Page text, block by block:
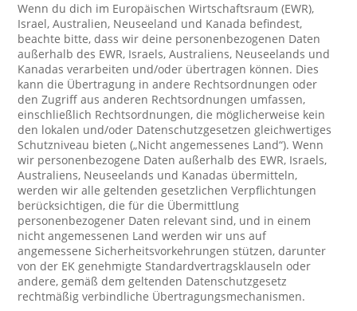
Wenn du dich im Europäischen Wirtschaftsraum (EWR),
Israel, Australien, Neuseeland und Kanada befindest,
beachte bitte, dass wir deine personenbezogenen Daten
außerhalb des EWR, Israels, Australiens, Neuseelands und
Kanadas verarbeiten und/oder übertragen können. Dies
kann die Übertragung in andere Rechtsordnungen oder
den Zugriff aus anderen Rechtsordnungen umfassen,
einschließlich Rechtsordnungen, die möglicherweise kein
den lokalen und/oder Datenschutzgesetzen gleichwertiges
Schutzniveau bieten („Nicht angemessenes Land“). Wenn
wir personenbezogene Daten außerhalb des EWR, Israels,
Australiens, Neuseelands und Kanadas übermitteln,
werden wir alle geltenden gesetzlichen Verpflichtungen
berücksichtigen, die für die Übermittlung
personenbezogener Daten relevant sind, und in einem
nicht angemessenen Land werden wir uns auf
angemessene Sicherheitsvorkehrungen stützen, darunter
von der EK genehmigte Standardvertragsklauseln oder
andere, gemäß dem geltenden Datenschutzgesetz
rechtmäßig verbindliche Übertragungsmechanismen.